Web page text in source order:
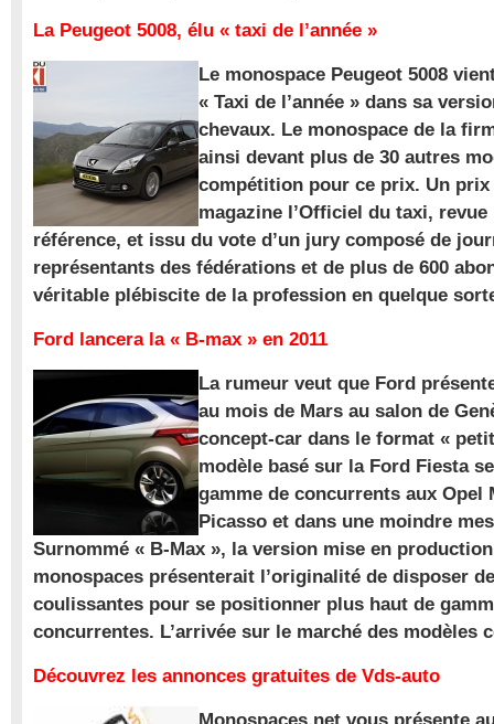
La Peugeot 5008, élu « taxi de l’année »
Le monospace Peugeot 5008
« Taxi de l’année » dans sa
chevaux. Le monospace de la
ainsi devant plus de 30 autres
compétition pour ce prix. Un
magazine l’Officiel du taxi,
référence, et issu du vote d’un jury composé de
représentants des fédérations et de plus de 600
véritable plébiscite de la profession en quelque
Ford lancera la « B-max » en 2011
La rumeur veut que Ford
au mois de Mars au salon de
concept-car dans le format «
modèle basé sur la Ford Fiesta
gamme de concurrents aux Opel
Picasso et dans une moindre
Surnommé « B-Max », la version mise en
monospaces présenterait l’originalité de disposer
coulissantes pour se positionner plus haut de
concurrentes. L’arrivée sur le marché des modèles
Découvrez les annonces gratuites de Vds-auto
Monospaces.net vous présente